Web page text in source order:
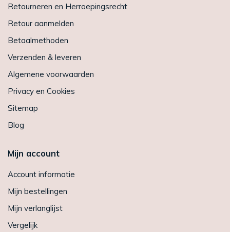
Retourneren en Herroepingsrecht
Retour aanmelden
Betaalmethoden
Verzenden & leveren
Algemene voorwaarden
Privacy en Cookies
Sitemap
Blog
Mijn account
Account informatie
Mijn bestellingen
Mijn verlanglijst
Vergelijk